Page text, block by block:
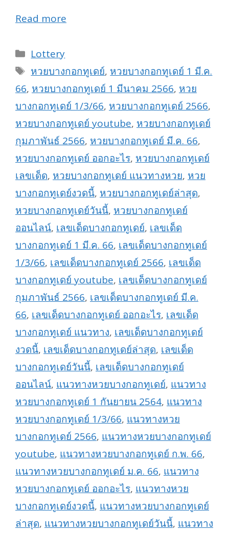
Read more
Categories
Lottery
Tags
หวยบางกอกทูเดย์, หวยบางกอกทูเดย์ 1 มี.ค.
66, หวยบางกอกทูเดย์ 1 มีนาคม 2566, หวย
บางกอกทูเดย์ 1/3/66, หวยบางกอกทูเดย์ 2566,
หวยบางกอกทูเดย์ youtube, หวยบางกอกทูเดย์
กุมภาพันธ์ 2566, หวยบางกอกทูเดย์ มี.ค. 66,
หวยบางกอกทูเดย์ ออกอะไร, หวยบางกอกทูเดย์
เลขเด็ด, หวยบางกอกทูเดย์ แนวทางหวย, หวย
บางกอกทูเดย์งวดนี้, หวยบางกอกทูเดย์ล่าสุด,
หวยบางกอกทูเดย์วันนี้, หวยบางกอกทูเดย์
ออนไลน์, เลขเด็ดบางกอกทูเดย์, เลขเด็ด
บางกอกทูเดย์ 1 มี.ค. 66, เลขเด็ดบางกอกทูเดย์
1/3/66, เลขเด็ดบางกอกทูเดย์ 2566, เลขเด็ด
บางกอกทูเดย์ youtube, เลขเด็ดบางกอกทูเดย์
กุมภาพันธ์ 2566, เลขเด็ดบางกอกทูเดย์ มี.ค.
66, เลขเด็ดบางกอกทูเดย์ ออกอะไร, เลขเด็ด
บางกอกทูเดย์ แนวทาง, เลขเด็ดบางกอกทูเดย์
งวดนี้, เลขเด็ดบางกอกทูเดย์ล่าสุด, เลขเด็ด
บางกอกทูเดย์วันนี้, เลขเด็ดบางกอกทูเดย์
ออนไลน์, แนวทางหวยบางกอกทูเดย์, แนวทาง
หวยบางกอกทูเดย์ 1 กันยายน 2564, แนวทาง
หวยบางกอกทูเดย์ 1/3/66, แนวทางหวย
บางกอกทูเดย์ 2566, แนวทางหวยบางกอกทูเดย์
youtube, แนวทางหวยบางกอกทูเดย์ ก.พ. 66,
แนวทางหวยบางกอกทูเดย์ ม.ค. 66, แนวทาง
หวยบางกอกทูเดย์ ออกอะไร, แนวทางหวย
บางกอกทูเดย์งวดนี้, แนวทางหวยบางกอกทูเดย์
ล่าสุด, แนวทางหวยบางกอกทูเดย์วันนี้, แนวทาง